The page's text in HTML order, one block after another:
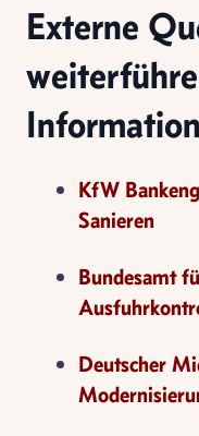
Externe
KfW
Sanieren
Bundesamt
Deutscher